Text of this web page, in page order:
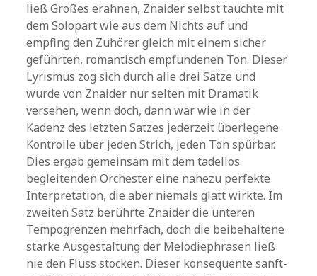
ließ Großes erahnen, Znaider selbst tauchte mit
dem Solopart wie aus dem Nichts auf und
empfing den Zuhörer gleich mit einem sicher
geführten, romantisch empfundenen Ton. Dieser
Lyrismus zog sich durch alle drei Sätze und
wurde von Znaider nur selten mit Dramatik
versehen, wenn doch, dann war wie in der
Kadenz des letzten Satzes jederzeit überlegene
Kontrolle über jeden Strich, jeden Ton spürbar.
Dies ergab gemeinsam mit dem tadellos
begleitenden Orchester eine nahezu perfekte
Interpretation, die aber niemals glatt wirkte. Im
zweiten Satz berührte Znaider die unteren
Tempogrenzen mehrfach, doch die beibehaltene
starke Ausgestaltung der Melodiephrasen ließ
nie den Fluss stocken. Dieser konsequente sanft-